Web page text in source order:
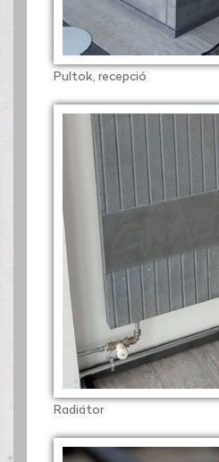
Pultok, recepció
Radiátor